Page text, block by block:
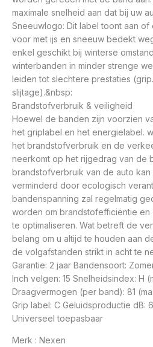
maximale snelheid aan dat bij uw
Sneeuwlogo: Dit label toont aan
voor met ijs en sneeuw bedekt
enkel geschikt bij winterse
winterbanden in minder strenge
leiden tot slechtere prestaties
slijtage).&nbsp:
Brandstofverbruik & veiligheid
Hoewel de banden zijn voorzien
het griplabel en het energielabel.
het brandstofverbruik en de
neerkomt op het rijgedrag van de
brandstofverbruik van de auto
verminderd door ecologisch
bandenspanning zal regelmatig
worden om brandstofefficiëntie
te optimaliseren. Wat betreft de
belang om u altijd te houden aan
de volgafstanden strikt in acht te
Garantie: 2 jaar Bandensoort:
Inch velgen: 15 Snelheidsindex: H
Draagvermogen (per band): 81
Grip label: C Geluidsproductie dB:
Universeel toepasbaar
Merk : Nexen